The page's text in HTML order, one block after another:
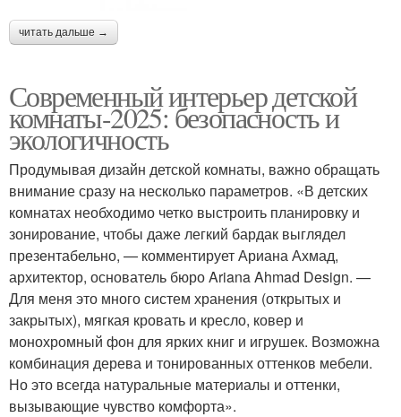
читать дальше →
Современный интерьер детской
комнаты-2025: безопасность и
экологичность
Продумывая дизайн детской комнаты, важно обращать
внимание сразу на несколько параметров. «В детских
комнатах необходимо четко выстроить планировку и
зонирование, чтобы даже легкий бардак выглядел
презентабельно, — комментирует Ариана Ахмад,
архитектор, основатель бюро Ariana Ahmad Design. —
Для меня это много систем хранения (открытых и
закрытых), мягкая кровать и кресло, ковер и
монохромный фон для ярких книг и игрушек. Возможна
комбинация дерева и тонированных оттенков мебели.
Но это всегда натуральные материалы и оттенки,
вызывающие чувство комфорта».